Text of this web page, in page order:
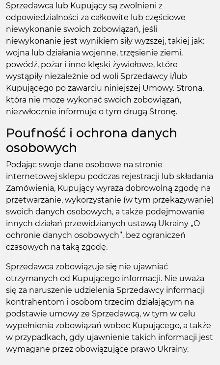
Sprzedawca lub Kupujący są zwolnieni z
odpowiedzialności za całkowite lub częściowe
niewykonanie swoich zobowiązań, jeśli
niewykonanie jest wynikiem siły wyższej, takiej jak:
wojna lub działania wojenne, trzęsienie ziemi,
powódź, pożar i inne klęski żywiołowe, które
wystąpiły niezależnie od woli Sprzedawcy i/lub
Kupującego po zawarciu niniejszej Umowy. Strona,
która nie może wykonać swoich zobowiązań,
niezwłocznie informuje o tym drugą Stronę.
Poufność i ochrona danych
osobowych
Podając swoje dane osobowe na stronie
internetowej sklepu podczas rejestracji lub składania
Zamówienia, Kupujący wyraża dobrowolną zgodę na
przetwarzanie, wykorzystanie (w tym przekazywanie)
swoich danych osobowych, a także podejmowanie
innych działań przewidzianych ustawą Ukrainy „O
ochronie danych osobowych”, bez ograniczeń
czasowych na taką zgodę.
Sprzedawca zobowiązuje się nie ujawniać
otrzymanych od Kupującego informacji. Nie uważa
się za naruszenie udzielenia Sprzedawcy informacji
kontrahentom i osobom trzecim działającym na
podstawie umowy ze Sprzedawcą, w tym w celu
wypełnienia zobowiązań wobec Kupującego, a także
w przypadkach, gdy ujawnienie takich informacji jest
wymagane przez obowiązujące prawo Ukrainy.